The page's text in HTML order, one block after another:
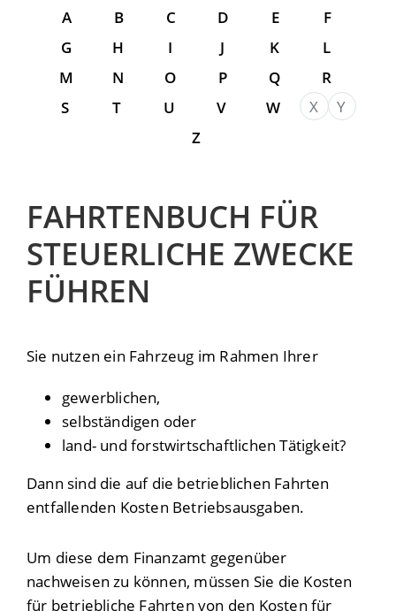
A B C D E
F
G
H I J K
L
M
N O P Q
R
S
T U V W X
Y
Z
FAHRTENBUCH FÜR
STEUERLICHE ZWECKE
FÜHREN
Sie nutzen ein Fahrzeug im Rahmen Ihrer
gewerblichen,
selbständigen oder
land- und forstwirtschaftlichen Tätigkeit?
Dann sind die auf die betrieblichen Fahrten
entfallenden Kosten Betriebsausgaben.
Um diese dem Finanzamt gegenüber
nachweisen zu können, müssen Sie die Kosten
für betriebliche Fahrten von den Kosten für